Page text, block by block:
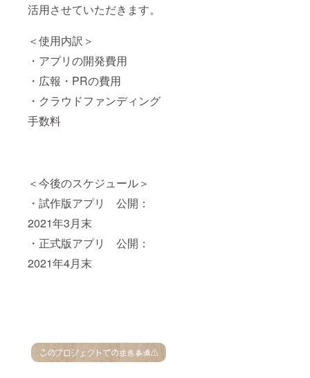
活用させていただきます。
＜使用内訳＞
・アプリの開発費用
・広報・PRの費用
・クラウドファンディング
手数料
＜今後のスケジュール＞
・試作版アプリ 公開：
2021年3月末
・正式版アプリ 公開：
2021年4月末